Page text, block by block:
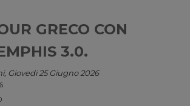
GRECO CON
3.0.
Giovedi 25 Giugno 2026